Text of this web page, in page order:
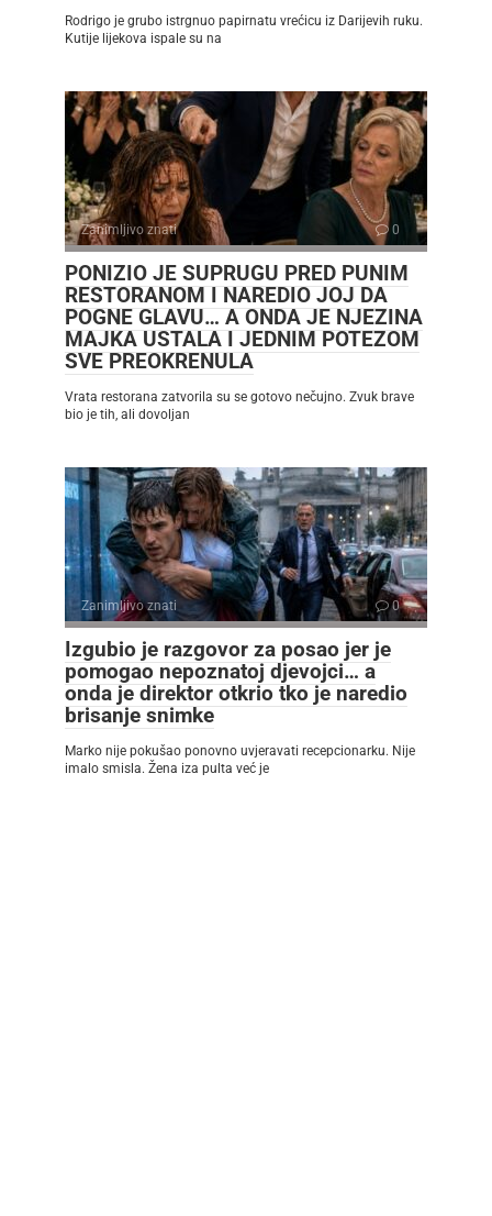
Rodrigo je grubo istrgnuo papirnatu vrećicu iz Darijevih ruku.
Kutije lijekova ispale su na
Zanimljivo znati 0
PONIZIO JE SUPRUGU PRED PUNIM
RESTORANOM I NAREDIO JOJ DA
POGNE GLAVU… A ONDA JE NJEZINA
MAJKA USTALA I JEDNIM POTEZOM
SVE PREOKRENULA
Vrata restorana zatvorila su se gotovo nečujno. Zvuk brave
bio je tih, ali dovoljan
Zanimljivo znati 0
Izgubio je razgovor za posao jer je
pomogao nepoznatoj djevojci… a
onda je direktor otkrio tko je naredio
brisanje snimke
Marko nije pokušao ponovno uvjeravati recepcionarku. Nije
imalo smisla. Žena iza pulta već je